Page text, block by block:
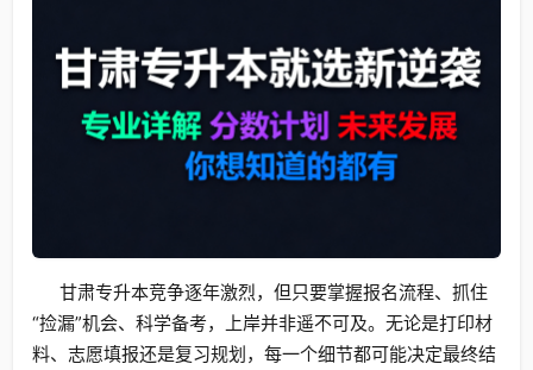
甘肃专升本竞争逐年激烈，但只要掌握报名流程、抓住
“捡漏”机会、科学备考，上岸并非遥不可及。无论是打印材
料、志愿填报还是复习规划，每一个细节都可能决定最终结